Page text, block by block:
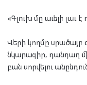
«Գլուխ մը աւելի լաւ
Վերի կողմը սրածայր
նկարագիր, դանդաղ
բան սորվելու